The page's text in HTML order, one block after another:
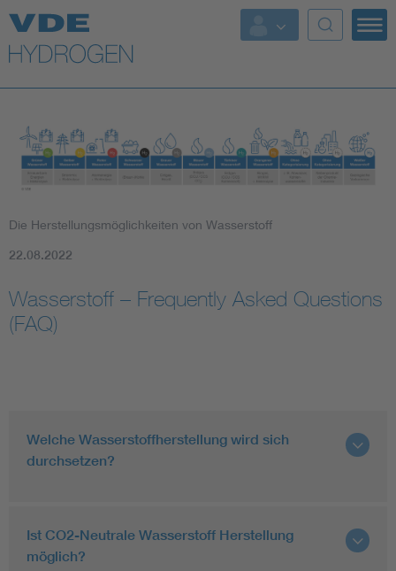
Top-Themen
Die Herstellungsmöglichkeiten von Wasserstoff
22.08.2022
Wasserstoff – Frequently Asked Questions
(FAQ)
Welche Wasserstoffherstellung wird sich
durchsetzen?
Ist CO2-Neutrale Wasserstoff Herstellung
möglich?